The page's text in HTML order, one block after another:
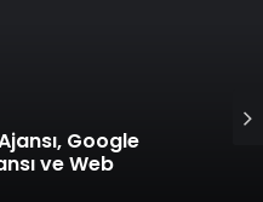
ve Web